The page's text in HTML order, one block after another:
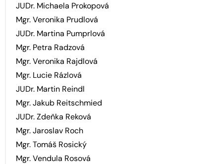
JUDr. Michaela Prokopová
Mgr. Veronika Prudlová
JUDr. Martina Pumprlová
Mgr. Petra Radzová
Mgr. Veronika Rajdlová
Mgr. Lucie Rázlová
JUDr. Martin Reindl
Mgr. Jakub Reitschmied
JUDr. Zdeňka Reková
Mgr. Jaroslav Roch
Mgr. Tomáš Rosický
Mgr. Vendula Rosová